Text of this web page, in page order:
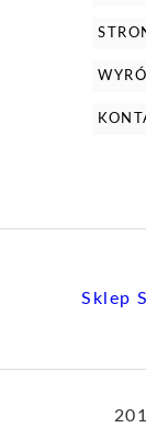
Sklep